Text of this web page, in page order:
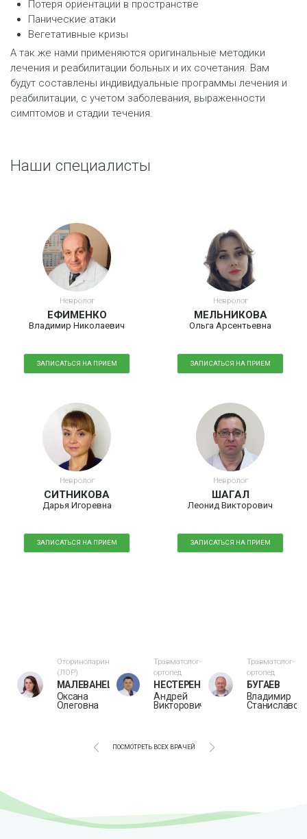
Потеря ориентации в пространстве
Панические атаки
Вегетативные кризы
А так же нами применяются оригинальные методики
лечения и реабилитации больных и их сочетания. Вам
будут составлены индивидуальные программы лечения и
реабилитации, с учетом заболевания, выраженности
симптомов и стадии течения.
Наши специалисты
Невролог
ЕФИМЕНКО
Владимир Николаевич
ЗАПИСАТЬСЯ НА ПРИЕМ
Невролог
МЕЛЬНИКОВА
Ольга Арсентьевна
ЗАПИСАТЬСЯ НА ПРИЕМ
Невролог
СИТНИКОВА
Дарья Игоревна
ЗАПИСАТЬСЯ НА ПРИЕМ
Невролог
ШАГАЛ
Леонид Викторович
ЗАПИСАТЬСЯ НА ПРИЕМ
Оториноларинголог
(ЛОР)
МАЛЕВАНЕЦ
Оксана
Олеговна
Травматолог-
ортопед
НЕСТЕРЕНКО
Андрей
Викторович
Травматолог-
ортопед
БУГАЕВ
Владимир
ПОСМОТРЕТЬ ВСЕХ ВРАЧЕЙ